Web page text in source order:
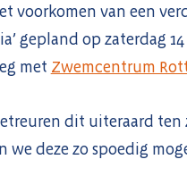
voorkomen van een
gepland op zaterdag
met Zwemcentrum
dit uiteraard ten
we deze zo spoedig